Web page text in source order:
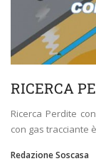
RICERCA
Ricerca Perdite
con gas tracciante
Redazione Soscasa